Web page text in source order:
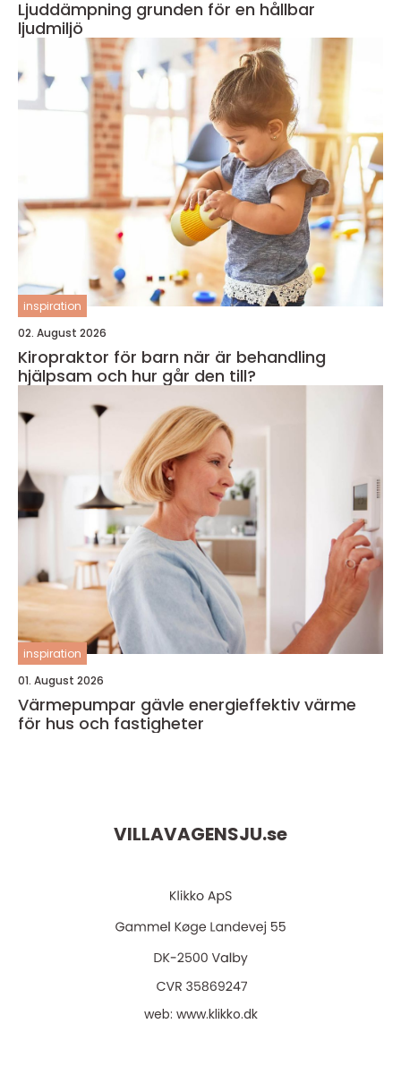
Ljuddämpning grunden för en hållbar
ljudmiljö
inspiration
02. August 2026
Kiropraktor för barn när är behandling
hjälpsam och hur går den till?
inspiration
01. August 2026
Värmepumpar gävle energieffektiv värme
för hus och fastigheter
VILLAVAGENSJU.se
web: www.klikko.dk